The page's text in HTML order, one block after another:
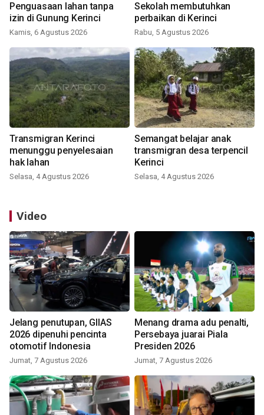
Penguasaan lahan tanpa
izin di Gunung Kerinci
Kamis, 6 Agustus 2026
Sekolah membutuhkan
perbaikan di Kerinci
Rabu, 5 Agustus 2026
Transmigran Kerinci
menunggu penyelesaian
hak lahan
Selasa, 4 Agustus 2026
Semangat belajar anak
transmigran desa terpencil
Kerinci
Selasa, 4 Agustus 2026
Video
Jelang penutupan, GIIAS
2026 dipenuhi pencinta
otomotif Indonesia
Jumat, 7 Agustus 2026
Menang drama adu penalti,
Persebaya juarai Piala
Presiden 2026
Jumat, 7 Agustus 2026